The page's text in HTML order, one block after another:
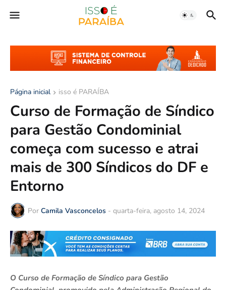
Página inicial isso é PARAÍBA
Curso de Formação de Síndico
para Gestão Condominial
começa com sucesso e atrai
mais de 300 Síndicos do DF e
Entorno
Por Camila Vasconcelos - quarta-feira, agosto 14, 2024
O Curso de Formação de Síndico para Gestão